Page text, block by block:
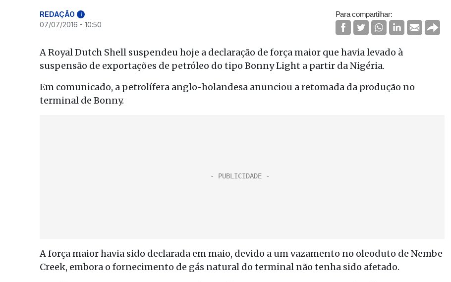
REDAÇÃO i
07/07/2016 - 10:50
Para compartilhar:
A Royal Dutch Shell suspendeu hoje a declaração de força maior que havia levado à
suspensão de exportações de petróleo do tipo Bonny Light a partir da Nigéria.
Em comunicado, a petrolífera anglo-holandesa anunciou a retomada da produção no
terminal de Bonny.
A força maior havia sido declarada em maio, devido a um vazamento no oleoduto de Nembe
Creek, embora o fornecimento de gás natural do terminal não tenha sido afetado.